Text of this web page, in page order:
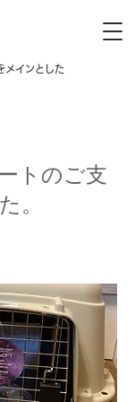
メインとした
トのご支
。